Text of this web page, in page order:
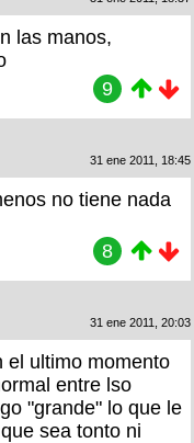
las manos,
9
31 ene 2011, 18:45
no tiene nada
8
31 ene 2011, 20:03
el ultimo momento
entre lso
"grande" lo que le
sea tonto ni